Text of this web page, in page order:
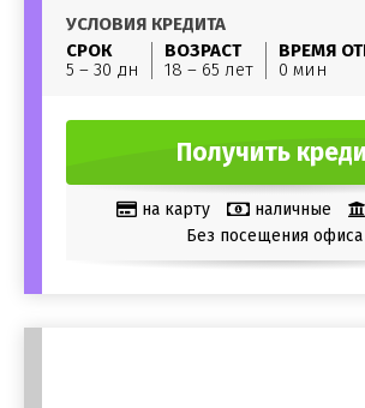
УСЛОВИЯ КРЕДИТА
СРОК
5 – 30 дн
ВОЗРАСТ
18 – 65 лет
ВРЕМЯ
0 мин
Получить
на карту наличные
Без посещения офиса